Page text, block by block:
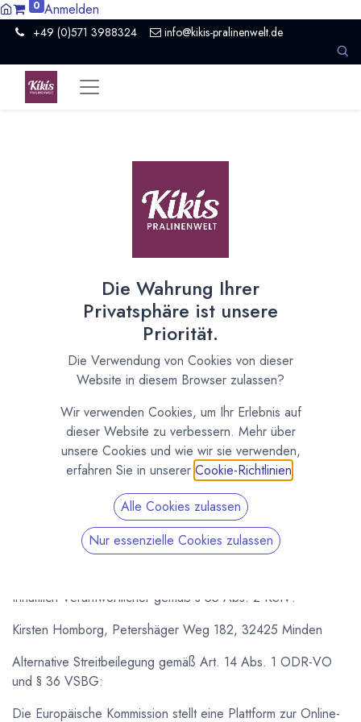
0 Anmelden
+49 (0)571 3988324 info@kikis-pralinenwelt.de
Inhaberin: Kirsten Homborg
Telefon: +49 (0)571 3988324
info[at]kikis-pralinenwelt.de
Internet: www.kikis-pralinenwelt.de
Umsatzsteuer-Identifikationsnummer gemäß § 27 a
Umsatzsteuergesetzt: DE 268277733
Bio Kontrollstelle: DE-ÖKO-006
Unser aktuelles Bio Zertifikat senden wir Ihnen gerne auf
Anfrage zu. Sie können dieses auch direkt online bei unserer
Inhaltlich Verantwortlicher gemäß § 55 Abs. 2 RStV:
Kirsten Homborg, Petershäger Weg 182, 32425 Minden
Alternative Streitbeilegung gemäß Art. 14 Abs. 1 ODR-VO
und § 36 VSBG:
Die Europäische Kommission stellt eine Plattform zur Online-
Die Wahrung Ihrer
Privatsphäre ist unsere
Priorität.
Die Verwendung von Cookies von dieser
Website in diesem Browser zulassen?
Wir verwenden Cookies, um Ihr Erlebnis auf
dieser Website zu verbessern. Mehr über
unsere Cookies und wie wir sie verwenden,
erfahren Sie in unserer Cookie-Richtlinien
Alle Cookies zulassen
Nur essenzielle Cookies zulassen